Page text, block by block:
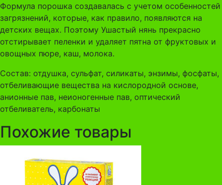
Формула порошка создавалась с учетом особенностей
загрязнений, которые, как правило, появляются на
детских вещах. Поэтому Ушастый нянь прекрасно
отстирывает пеленки и удаляет пятна от фруктовых и
овощных пюре, каш, молока.
Состав: отдушка, сульфат, силикаты, энзимы, фосфаты,
отбеливающие вещества на кислородной основе,
анионные пав, неионогенные пав, оптический
отбеливатель, карбонаты
Похожие товары